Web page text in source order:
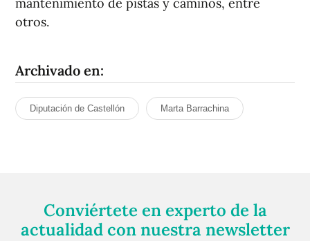
otros.
Archivado en:
Diputación de Castellón Marta Barrachina
Conviértete en experto de la
actualidad con nuestra newsletter